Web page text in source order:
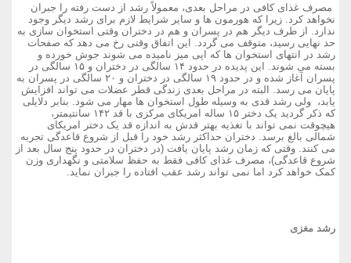
مصرف غذای کافی در مراحل بعدی، معمولاً رشد از دست رفته را جبران
نخواهد کرد. زیرا که هورمون ها و سایر شرایط لازم برای رشد دیگر وجود
ندارد. از طرف دیگر هم در پسران و هم در دختران وقتی استخوان سازی به
حد نهایی رسید، متوقف می گردد. این اتفاق وقتی رخ می دهد که صفحات
رشد در انتهای استخوان ها که اپی میز نامیده می شوند جوش خورده و
بسته می شوند. این پدیده در حدود ۱۴ سالگی در دختران و ۱۵ سالگی در
پسران آغاز شده و در حدود ۱۹ سالگی در دختران و ۲۰ سالگی در پسران به
پایان می رسد. البته در مراحل بعدی زندگی قطر عضلات می تواند افزایش
یابد، ولی رشد قدی به وسیله طول استخوان ها مهار می شود. بنابر دلایلی
که ذکر گردید یک دختر ۱۵ ساله امریکای مرکزی با قد ۱۴۲ سانتیمتر،
هیچوقت نمی تواند با تغذیه بهتر قدش به اندازه قد یک دختر امریکای
شمالی بالغ برسد. دختران حداکثر رشد خود را قبل از شروع قاعدگی تجربه
می کنند. وقتی که زمان رشد پایان یافت (در دختران در حدود پنج سال بعد از
شروع قاعدگی)، مصرف غذای کافی فقط به حفظ سلامتی و نگهداری وزن
کمک خواهد کرد اما نمی تواند رشد عقب افتاده را جبران نماید.
رشد مغزی